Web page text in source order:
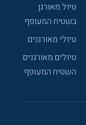
טיול מאורגן
בשטיח המעופף
טיולי מאורגנים
טיולים מאורגנים
השטיח המעופף